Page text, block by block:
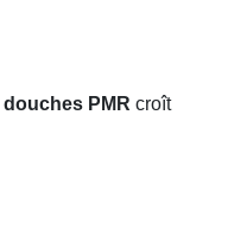
douches PMR croît